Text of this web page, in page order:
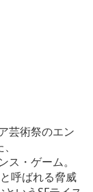
芸術祭のエン
・ゲーム。
呼ばれる脅威